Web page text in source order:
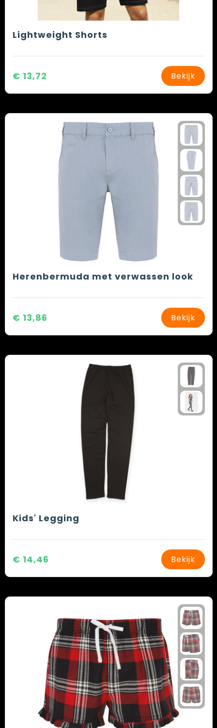
Lightweight Shorts
€ 13,72 Bekijk
Herenbermuda met verwassen look
€ 13,86 Bekijk
Kids' Legging
€ 14,46 Bekijk